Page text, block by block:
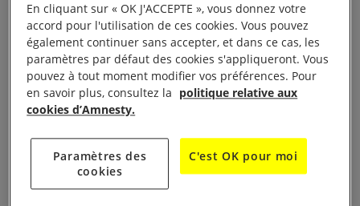
pouvoir financer ses actions militantes en faveur des
droits humains dans le hall des expositions les 26 et
27 octobre, de 9h à 18h.
Près de chez vous
En cliquant sur « OK J'ACCEPTE », vous donnez votre
accord pour l'utilisation de ces cookies. Vous pouvez
également continuer sans accepter, et dans ce cas, les
paramètres par défaut des cookies s'appliqueront. Vous
pouvez à tout moment modifier vos préférences. Pour
en savoir plus, consultez la politique relative aux
cookies d’Amnesty.
Paramètres des
cookies
C'est OK pour moi